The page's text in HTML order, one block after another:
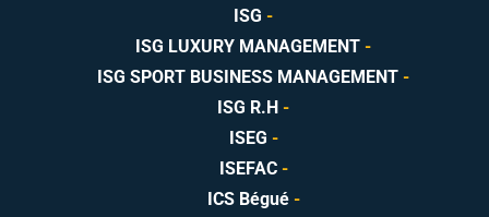
ISG -
ISG LUXURY MANAGEMENT -
ISG SPORT BUSINESS MANAGEMENT -
ISG R.H -
ISEG -
ISEFAC-
ICS Bégué-